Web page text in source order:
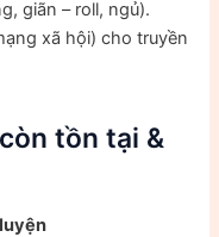
giãn – roll, ngủ).
xã hội) cho truyền
tồn tại &